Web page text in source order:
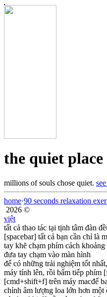
the quiet
millions of souls chose quiet.
home·90 seconds relaxation
2026 ©
việt
tất cả thao tác tại tịnh tâm đàn
[spacebar] tất cả bạn cần chỉ là
tay khẽ chạm phím cách khoảng
đưa tay chạm vào màn hình
để có những trải nghiệm tốt
máy tính lên, rồi bấm tiếp phím
[cmd+shift+f] trên máy macđể
chỉnh âm lượng loa lớn hơn một